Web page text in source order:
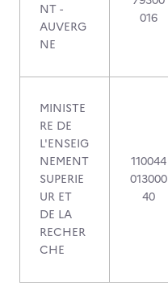
NT -
AUVERG
NE
016
MINISTE
RE DE
L'ENSEIG
NEMENT
SUPERIE
UR ET
DE LA
RECHER
CHE
110044
013000
40